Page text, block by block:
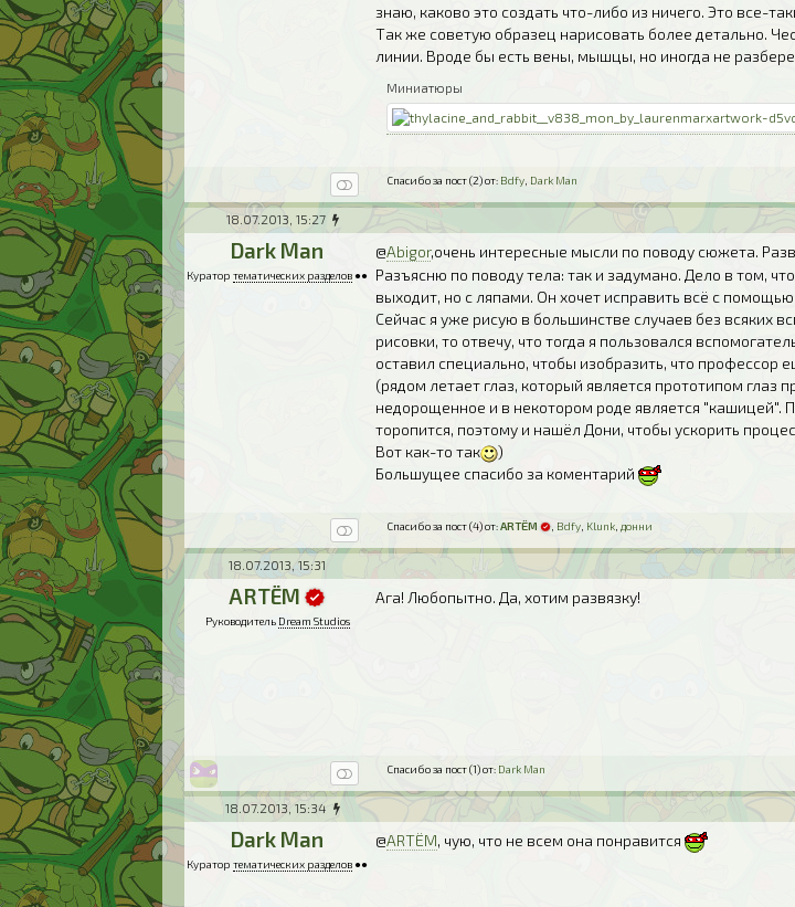
знаю, каково это создать что-либо из ничего. Это все-
Так же советую образец нарисовать более детально.
линии. Вроде бы есть вены, мышцы, но иногда не
Миниатюры
Спасибо за пост (2) от: Bdfy Dark Man
18.07.2013, 15:27
Dark Man
Куратортематических разделов ●●
@Abigor,очень интересные мысли по поводу сюжета.
Разъясню по поводу тела: так и задумано. Дело в том,
выходит, но с ляпами. Он хочет исправить всё с
Сейчас я уже рисую в большинстве случаев без всяких
рисовки, то отвечу, что тогда я пользовался
оставил специально, чтобы изобразить, что профессор
(рядом летает глаз, который является прототипом
недорощенное и в некотором роде является
торопится, поэтому и нашёл Дони, чтобы ускорить
Вот как-то так
)
Большущее спасибо за коментарий
Спасибо за пост (4) от:ARTЁM Bdfy Klunk ,донни
18.07.2013, 15:31
ARTЁM
Руководитель Dream Studios
Ага! Любопытно. Да, хотим развязку!
Спасибо за пост (1) от: Dark Man
18.07.2013, 15:34
Dark Man
Куратортематических разделов ●●
@ARTЁM, чую, что не всем она понравится